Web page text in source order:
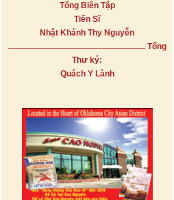
Tổng Biên Tập
Tiến Sĩ
Nhật Khánh Thy Nguyễn
Tổng
Thư ký:
Quách Y Lành